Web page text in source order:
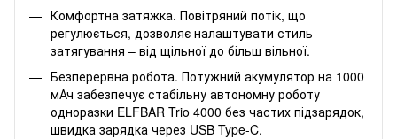
Комфортна затяжка. Повітряний потік, що
регулюється, дозволяє налаштувати стиль
затягування – від щільної до більш вільної.
Безперервна робота. Потужний акумулятор на 1000
мАч забезпечує стабільну автономну роботу
одноразки ELFBAR Trio 4000 без частих підзарядок,
швидка зарядка через USB Type-C.